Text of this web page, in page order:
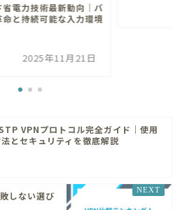
省電力技術最新動向｜バ
命と持続可能な入力環境
2025年11月21日
VPNプロトコル完全ガイド｜使用
とセキュリティを徹底解説
しない選び